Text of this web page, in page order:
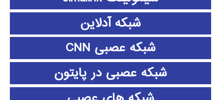
شبکه آدلاین
شبکه عصبی CNN
شبکه عصبی در پایتون